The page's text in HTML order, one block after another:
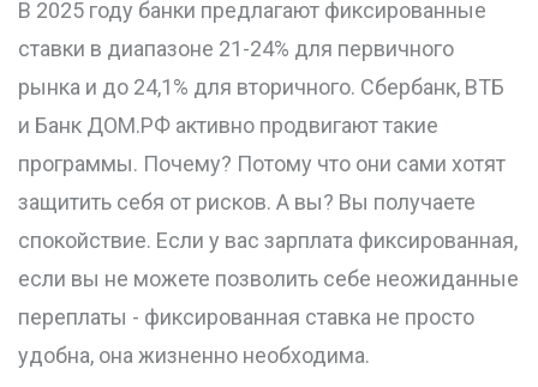
В 2025 году банки предлагают фиксированные
ставки в диапазоне 21-24% для первичного
рынка и до 24,1% для вторичного. Сбербанк, ВТБ
и Банк ДОМ.РФ активно продвигают такие
программы. Почему? Потому что они сами хотят
защитить себя от рисков. А вы? Вы получаете
спокойствие. Если у вас зарплата фиксированная,
если вы не можете позволить себе неожиданные
переплаты - фиксированная ставка не просто
удобна, она жизненно необходима.